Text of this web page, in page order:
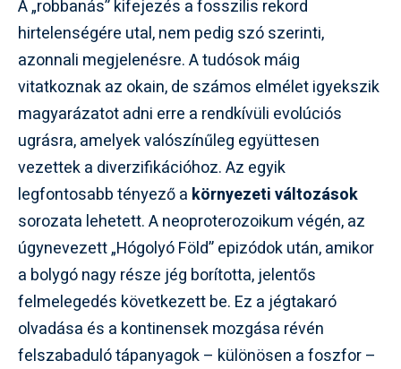
A „robbanás” kifejezés a fosszilis rekord
hirtelenségére utal, nem pedig szó szerinti,
azonnali megjelenésre. A tudósok máig
vitatkoznak az okain, de számos elmélet igyekszik
magyarázatot adni erre a rendkívüli evolúciós
ugrásra, amelyek valószínűleg együttesen
vezettek a diverzifikációhoz. Az egyik
legfontosabb tényező a környezeti változások
sorozata lehetett. A neoproterozoikum végén, az
úgynevezett „Hógolyó Föld” epizódok után, amikor
a bolygó nagy része jég borította, jelentős
felmelegedés következett be. Ez a jégtakaró
olvadása és a kontinensek mozgása révén
felszabaduló tápanyagok – különösen a foszfor –